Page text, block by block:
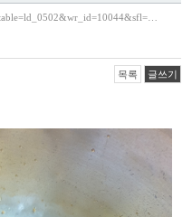
목록 글쓰기